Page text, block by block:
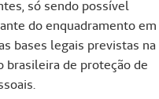
só sendo possível
do enquadramento em
bases legais previstas na
brasileira de proteção de